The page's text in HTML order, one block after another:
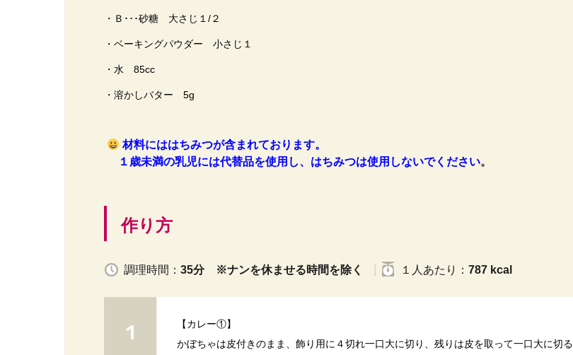
・Ｂ･･･砂糖 大さじ１/２
・ベーキングパウダー 小さじ１
・水 85cc
・溶かしバター 5g
材料にははちみつが含まれております。
１歳未満の乳児には代替品を使用し、はちみつは使用しないでください。
作り方
調理時間： 35分 ※ナンを休ませる時間を除く １人 あたり ： 787 kcal
【カレー①】
かぼちゃは皮付きのまま、飾り用に４切れ一口大に切り、残りは皮を取って一口大に切る